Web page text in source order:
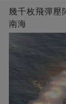
幾千枚飛彈壓
南海